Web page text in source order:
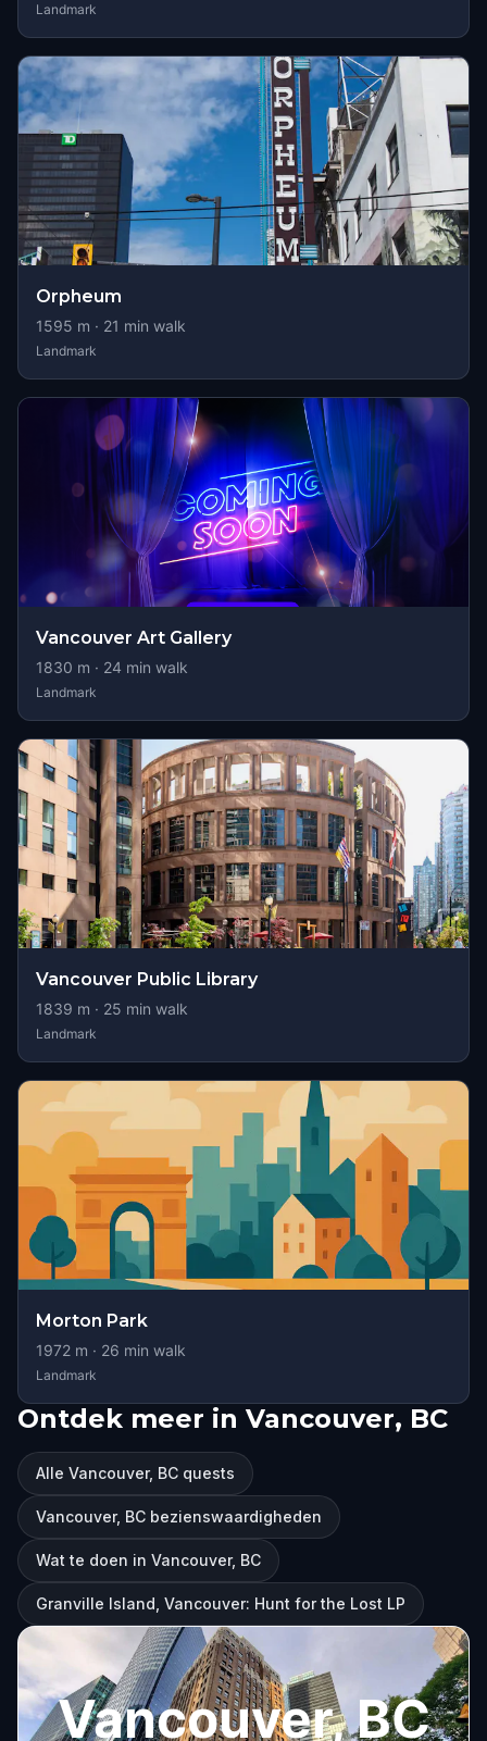
Landmark
Orpheum
1595 m · 21 min walk
Landmark
Vancouver Art Gallery
1830 m · 24 min walk
Landmark
Vancouver Public Library
1839 m · 25 min walk
Landmark
Morton Park
1972 m · 26 min walk
Landmark
Ontdek meer in Vancouver, BC
Alle Vancouver, BC quests
Vancouver, BC bezienswaardigheden
Wat te doen in Vancouver, BC
Granville Island, Vancouver: Hunt for the Lost LP
Vancouver, BC